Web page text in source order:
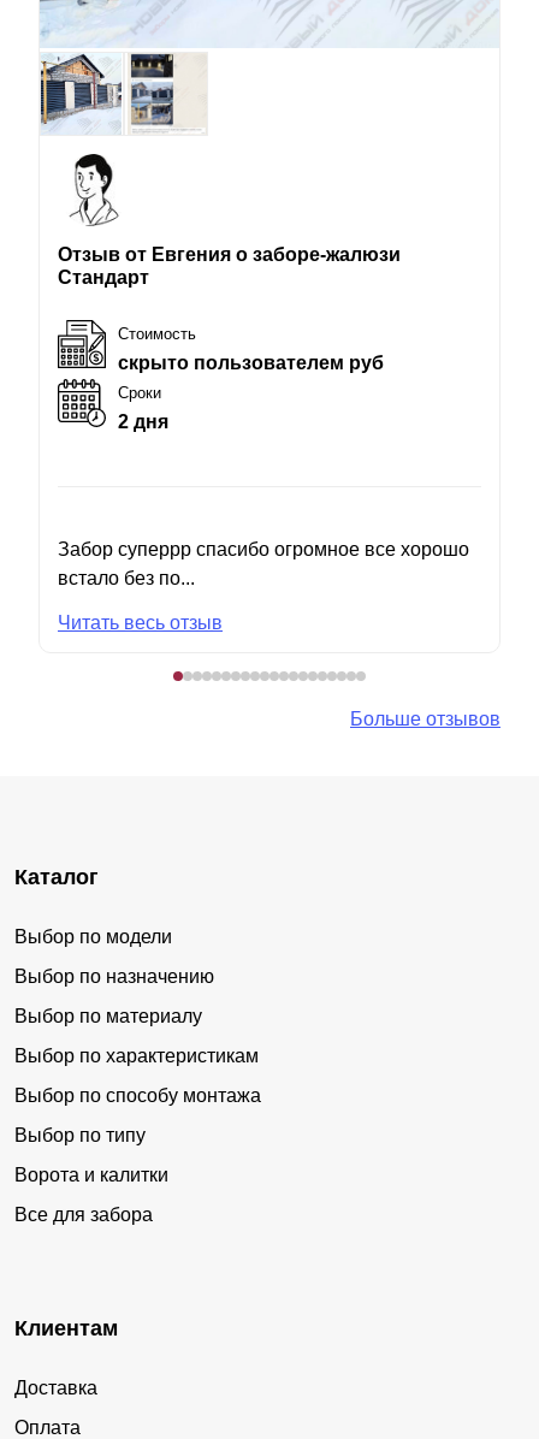
Отзыв от Евгения о заборе-жалюзи
Стандарт
Стоимость
скрыто пользователем руб
Сроки
2 дня
Забор суперрр спасибо огромное все хорошо
встало без по...
Читать весь отзыв
Больше отзывов
Каталог
Выбор по модели
Выбор по назначению
Выбор по материалу
Выбор по характеристикам
Выбор по способу монтажа
Выбор по типу
Ворота и калитки
Все для забора
Клиентам
Доставка
Оплата